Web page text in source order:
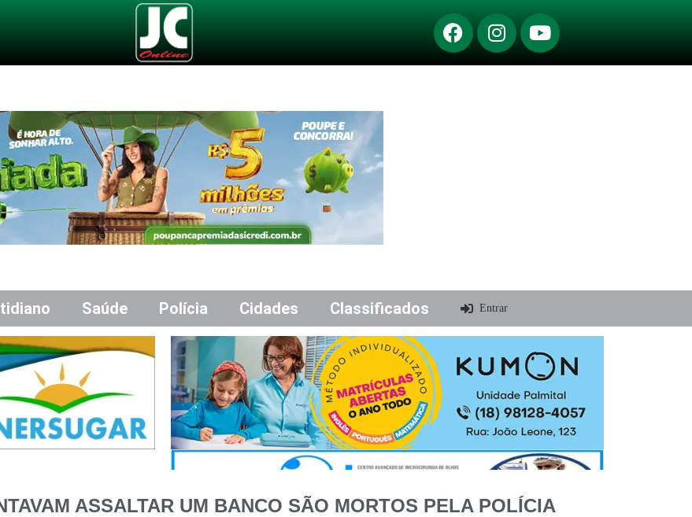
Saúde Polícia Cidades Classificados Entrar
ASSALTAR UM BANCO SÃO MORTOS PELA POLÍCIA